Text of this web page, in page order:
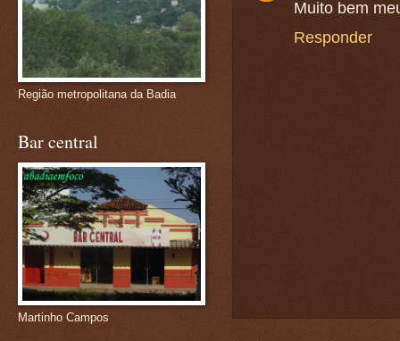
Muito bem
Responder
Região metropolitana da Badia
Bar central
Martinho Campos